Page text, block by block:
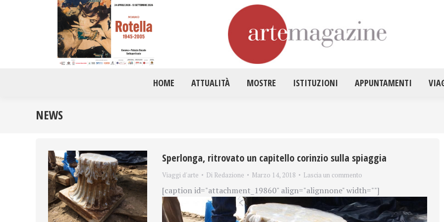
HOME ATTUALITÀ MOSTRE ISTITUZIONI APPUNTAMENTI
NEWS
Sperlonga, ritrovato un capitello corinzio sulla spiaggia
Viaggi d'arte Di Redazione Marzo 14, 2018 Lascia un commento
[caption id="attachment_19860" align="alignnone" width=""]
HOME